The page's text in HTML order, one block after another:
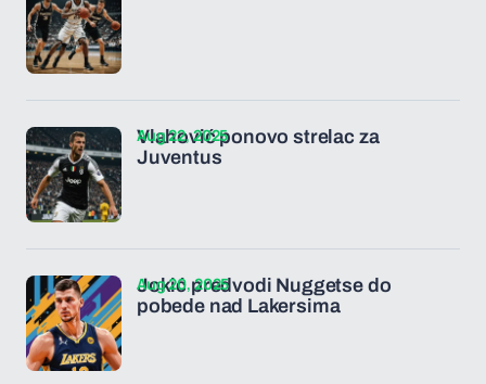
Vlahović ponovo strelac za
Juventus
Aug 22, 2025
Jokić predvodi Nuggetse do
pobede nad Lakersima
Aug 20, 2025